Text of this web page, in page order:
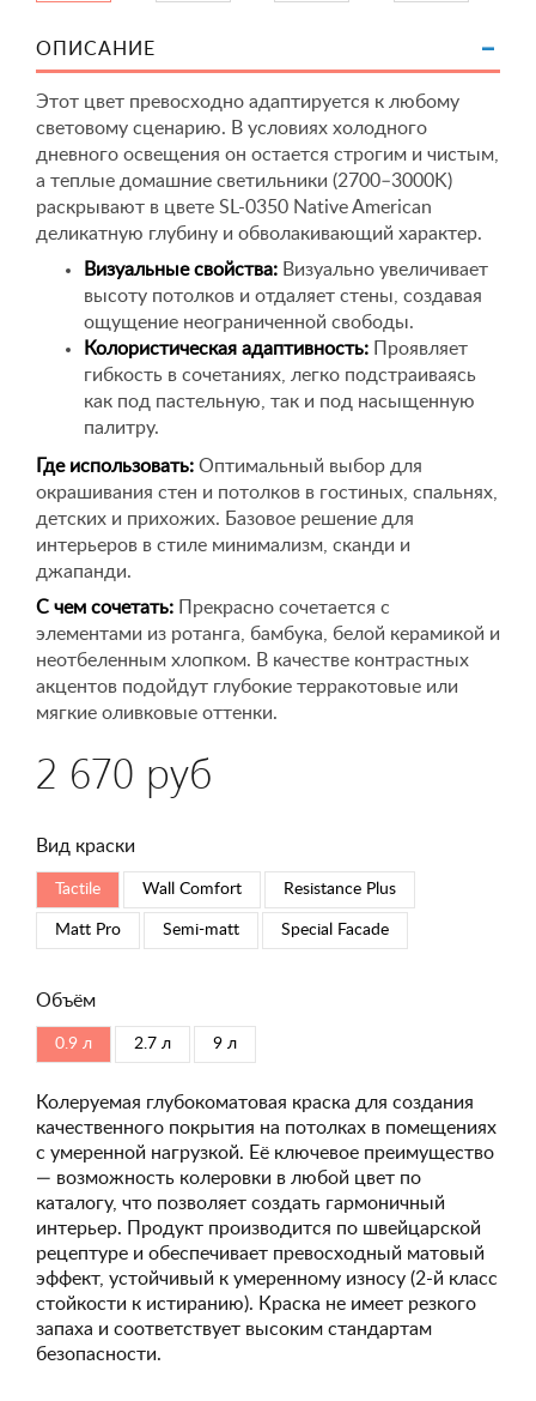
ОПИСАНИЕ
Этот цвет превосходно адаптируется к любому
световому сценарию. В условиях холодного
дневного освещения он остается строгим и чистым,
а теплые домашние светильники (2700–3000K)
раскрывают в цвете SL-0350 Native American
деликатную глубину и обволакивающий характер.
Визуальные свойства: Визуально увеличивает
высоту потолков и отдаляет стены, создавая
ощущение неограниченной свободы.
Колористическая адаптивность: Проявляет
гибкость в сочетаниях, легко подстраиваясь
как под пастельную, так и под насыщенную
палитру.
Где использовать: Оптимальный выбор для
окрашивания стен и потолков в гостиных, спальнях,
детских и прихожих. Базовое решение для
интерьеров в стиле минимализм, сканди и
джапанди.
С чем сочетать: Прекрасно сочетается с
элементами из ротанга, бамбука, белой керамикой и
неотбеленным хлопком. В качестве контрастных
акцентов подойдут глубокие терракотовые или
мягкие оливковые оттенки.
2 670 руб
Вид краски
Tactile Wall Comfort Resistance Plus
Matt Pro Semi-matt Special Faсade
Объём
0.9 л 2.7 л 9 л
Колеруемая глубокоматовая краска для создания
качественного покрытия на потолках в помещениях
с умеренной нагрузкой. Её ключевое преимущество
— возможность колеровки в любой цвет по
каталогу, что позволяет создать гармоничный
интерьер. Продукт производится по швейцарской
рецептуре и обеспечивает превосходный матовый
эффект, устойчивый к умеренному износу (2-й класс
стойкости к истиранию). Краска не имеет резкого
запаха и соответствует высоким стандартам
безопасности.